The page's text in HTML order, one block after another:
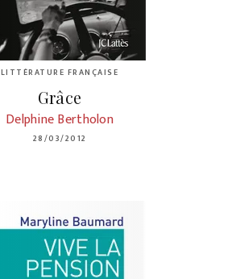
LITTÉRATURE FRANÇAISE
Grâce
Delphine Bertholon
28/03/2012